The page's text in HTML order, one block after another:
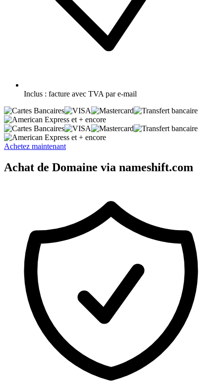
Inclus : facture avec TVA par e-mail
et + encore
et + encore
Achetez maintenant
Achat de Domaine via nameshift.com